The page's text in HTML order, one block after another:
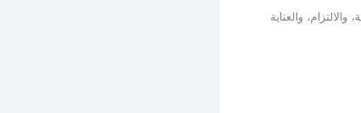
والعناية